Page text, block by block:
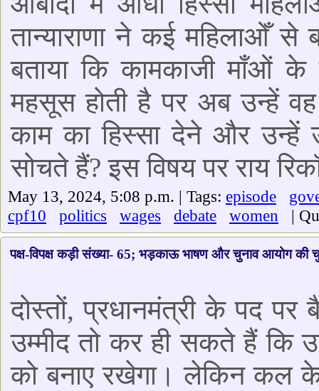
तान्याराणा ने कई महिलाओँ से
बताया कि कामकाजी माँओं
महसूस होती है पर अब उन्हें
काम का हिस्सा देने और
सोचते हैं? इस विषय पर राय
May 13, 2024, 5:08 p.m. | Tags: episode
cpf10
politics wages debate women |
पक्ष-विपक्ष कड़ी संख्या- 65; भड़काऊ भाषण और चुनाव आयोग की
दोस्तों, प्रधानमंत्री के पद
उम्मीद तो कर ही सकते हैं कि
को बनाए रखेगा। लेकिन कल के